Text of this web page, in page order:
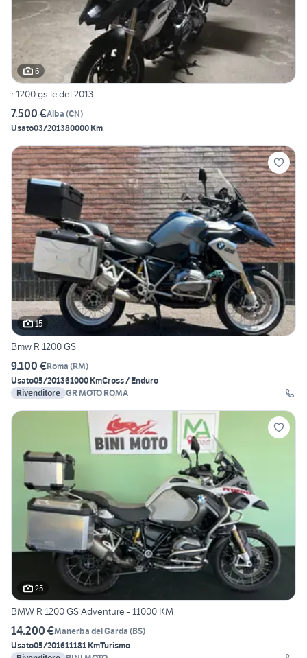
6
r 1200 gs lc del 2013
7.500 €Alba (CN)
Usato03/201380000 Km
15
Bmw R 1200 GS
9.100 €Roma (RM)
Usato05/201361000 KmCross / Enduro
Rivenditore GR MOTO ROMA
25
BMW R 1200 GS Adventure - 11000 KM
14.200 €Manerba del Garda (BS)
Usato05/201611181 KmTurismo